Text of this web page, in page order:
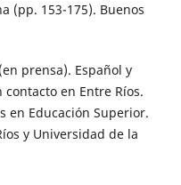
(pp. 153-175). Buenos
prensa). Español y
en Entre Ríos.
en Educación Superior.
y Universidad de la